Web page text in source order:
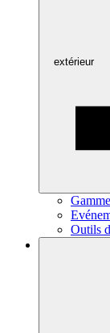
extérieur
Outils